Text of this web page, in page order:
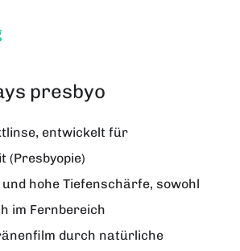
presbyo
entwickelt für
(Presbyopie)
hohe Tiefenschärfe, sowohl
im Fernbereich
durch natürliche